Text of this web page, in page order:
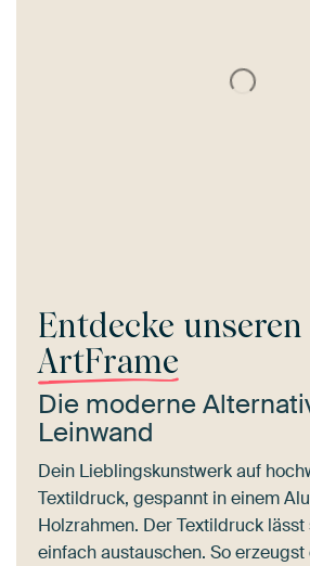
Entdecke unseren
ArtFrame
Die moderne
Leinwand
Dein Lieblingskunstwerk auf
Textildruck, gespannt in einem
Holzrahmen. Der Textildruck
einfach austauschen. So erzeugst